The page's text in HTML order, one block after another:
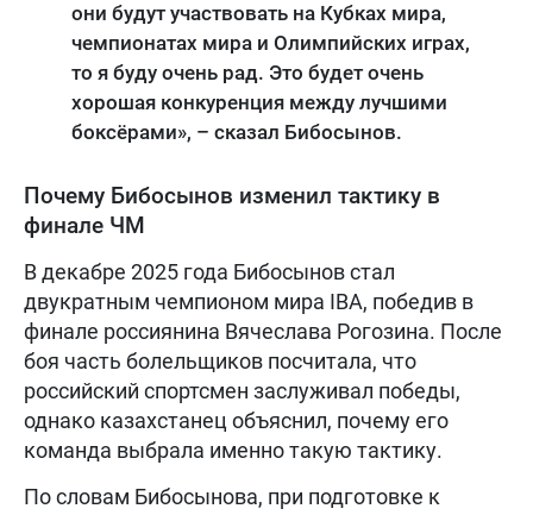
они будут участвовать на Кубках мира,
чемпионатах мира и Олимпийских играх,
то я буду очень рад. Это будет очень
хорошая конкуренция между лучшими
боксёрами», – сказал Бибосынов.
Почему Бибосынов изменил тактику в
финале ЧМ
В декабре 2025 года Бибосынов стал
двукратным чемпионом мира IBA, победив в
финале россиянина Вячеслава Рогозина. После
боя часть болельщиков посчитала, что
российский спортсмен заслуживал победы,
однако казахстанец объяснил, почему его
команда выбрала именно такую тактику.
По словам Бибосынова, при подготовке к